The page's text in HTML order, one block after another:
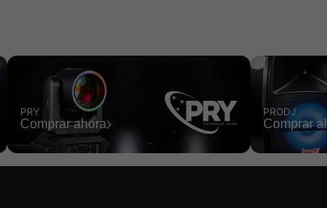
PRY
Comprar ahora
PRODJ
Comprar